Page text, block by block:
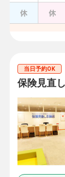
当日予約OK
保険見直